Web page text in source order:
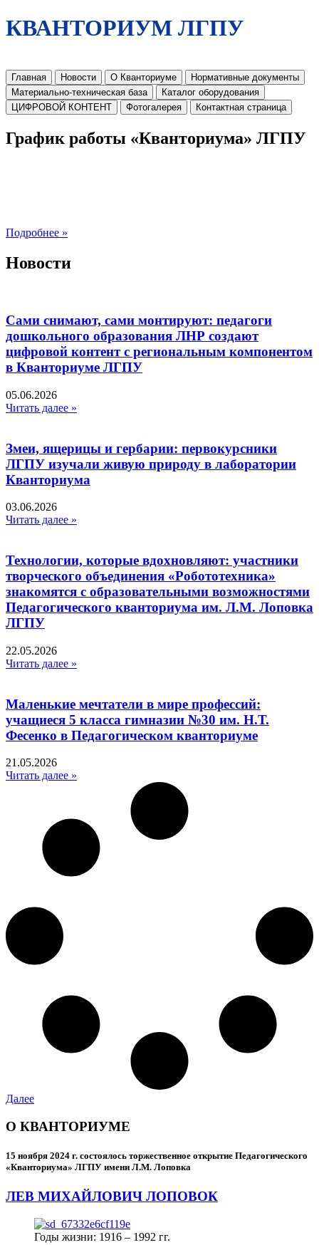
КВАНТОРИУМ ЛГПУ
Главная Новости О Кванториуме
Нормативные документы
Материально-техническая база
Каталог оборудования
ЦИФРОВОЙ КОНТЕНТ
Фотогалерея Контактная страница
График работы «Кванториума» ЛГПУ
Подробнее »
Новости
Сами снимают, сами монтируют: педагоги
дошкольного образования ЛНР создают
цифровой контент с региональным компонентом
в Кванториуме ЛГПУ​
05.06.2026
Читать далее »
Змеи, ящерицы и гербарии: первокурсники
ЛГПУ изучали живую природу в лаборатории
Кванториума
03.06.2026
Читать далее »
Технологии, которые вдохновляют: участники
творческого объединения «Робототехника»
знакомятся с образовательными возможностями
Педагогического кванториума им. Л.М. Лоповка
ЛГПУ
22.05.2026
Читать далее »
Маленькие мечтатели в мире профессий:
учащиеся 5 класса гимназии №30 им. Н.Т.
Фесенко в Педагогическом кванториуме
21.05.2026
Читать далее »
Далее
О КВАНТОРИУМЕ
15 ноября 2024 г. состоялось торжественное открытие Педагогического
«Кванториума» ЛГПУ имени Л.М. Лоповка
ЛЕВ МИХАЙЛОВИЧ ЛОПОВОК
Годы жизни: 1916 – 1992 гг.